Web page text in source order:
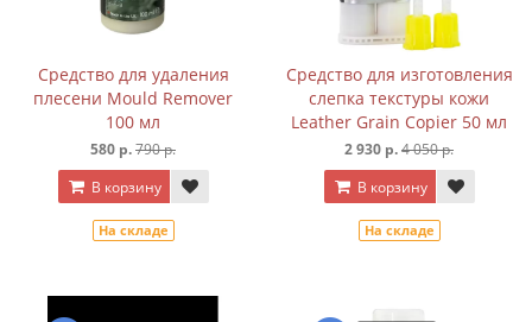
Средство для удаления
плесени Mould Remover
100 мл
580 р.790 р.
В корзину
На складе
Средство для изготовления
слепка текстуры кожи
Leather Grain Copier 50 мл
2 930 р.4 050 р.
В корзину
На складе